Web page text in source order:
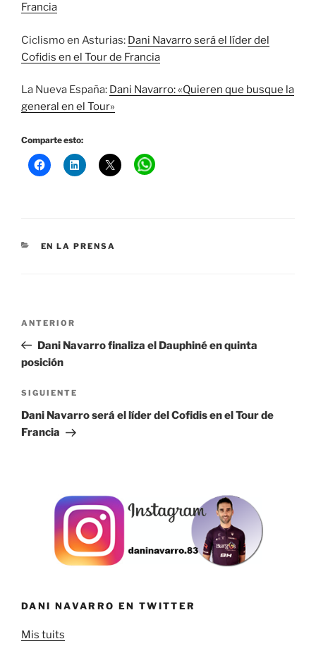
Francia
Ciclismo en Asturias: Dani Navarro será el líder del
Cofidis en el Tour de Francia
La Nueva España: Dani Navarro: «Quieren que busque la
general en el Tour»
Comparte esto:
CATEGORÍAS
EN LA PRENSA
entradas
Entrada
anterior:
ANTERIOR
Dani Navarro finaliza el Dauphiné en quinta
posición
Siguiente
entrada
SIGUIENTE
Dani Navarro será el líder del Cofidis en el Tour de
Francia
DANI NAVARRO EN TWITTER
Mis tuits